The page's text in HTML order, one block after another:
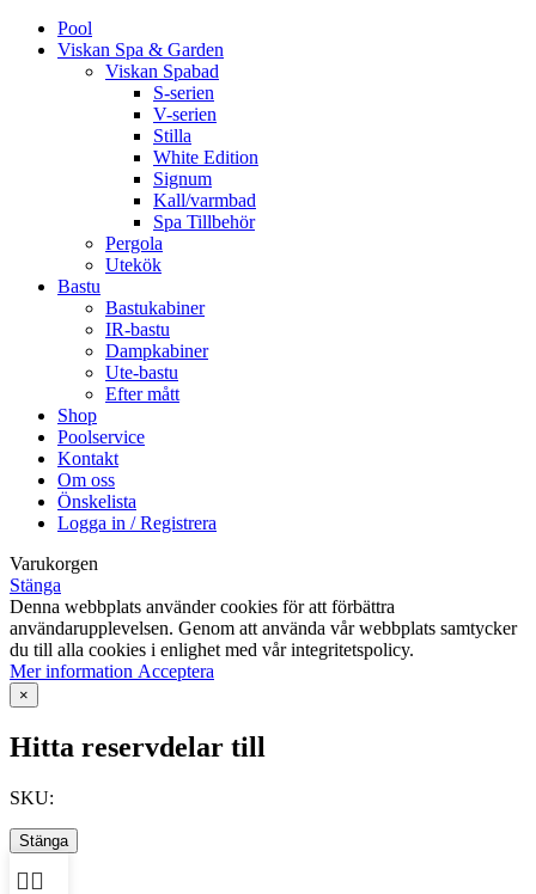
Pool
Viskan Spa & Garden
Viskan Spabad
S-serien
V-serien
Stilla
White Edition
Signum
Kall/varmbad
Spa Tillbehör
Pergola
Utekök
Bastu
Bastukabiner
IR-bastu
Dampkabiner
Ute-bastu
Efter mått
Shop
Poolservice
Kontakt
Om oss
Önskelista
Logga in / Registrera
Varukorgen
Stänga
Denna webbplats använder cookies för att förbättra
användarupplevelsen. Genom att använda vår webbplats samtycker
du till alla cookies i enlighet med vår integritetspolicy.
Mer information Mer
Acceptera
×
Hitta reservdelar till
SKU:
Stänga